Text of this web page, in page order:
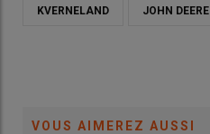
KVERNELAND JOHN DEERE
VOUS AIMEREZ AUSSI